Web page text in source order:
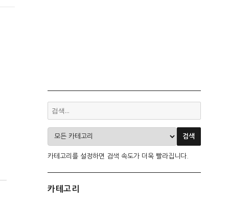
카테고리를 설정하면 검색 속도가 더욱 빨라집니다.
카테고리